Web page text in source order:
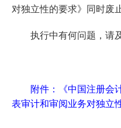
对独立性的要求》同时废
执行中有何问题，请
附件：《中国注册会
表审计和审阅业务对独立